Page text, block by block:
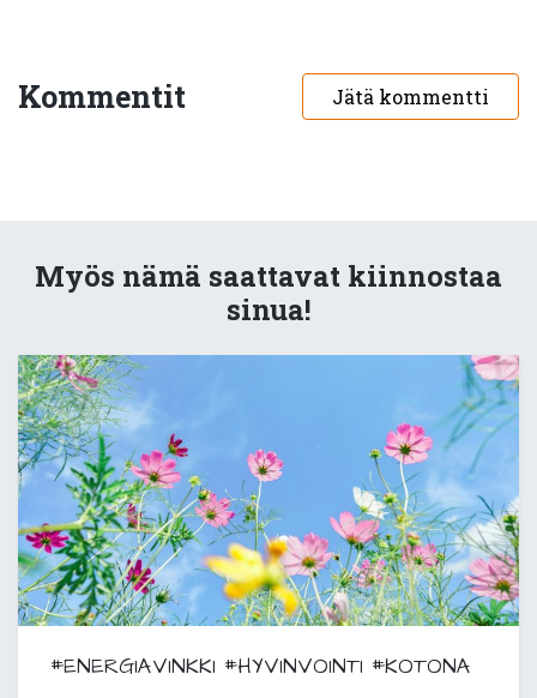
Kommentit Jätä kommentti
Myös nämä saattavat kiinnostaa
sinua!
#ENERGIAVINKKI #HYVINVOINTI #KOTONA